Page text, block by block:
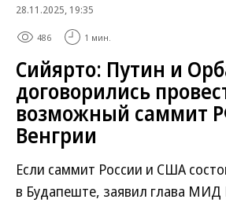
28.11.2025, 19:35
486 1 мин.
Сийярто: Путин и
договорились
возможный саммит
Венгрии
Если саммит России и США
в Будапеште, заявил глава МИД